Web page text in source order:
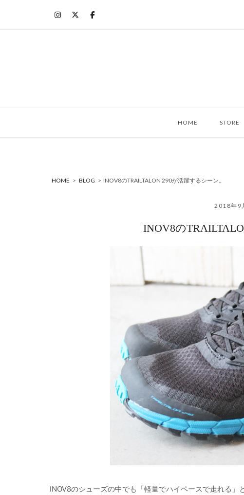
HOME STORE
HOME > BLOG > INOV8のTRAILTALON 290が活躍するシーン。
2018年9
INOV8の
INOV8のシューズの中でも「軽量でハイペースで走れる